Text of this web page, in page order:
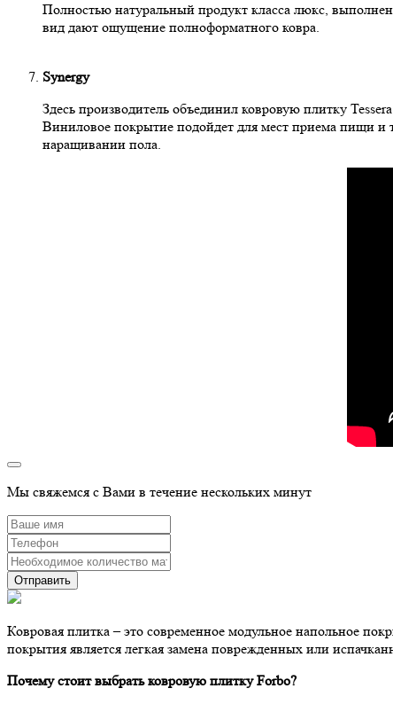
Полностью натуральный продукт класса люкс,
вид дают ощущение полноформатного ковра.
Synergy
Здесь производитель объединил ковровую плитку
Виниловое покрытие подойдет для мест приема пищи и
наращивании пола.
Мы свяжемся с Вами в течение нескольких минут
Ковровая плитка – это современное модульное напольное
покрытия является легкая замена поврежденных или
Почему стоит выбрать ковровую плитку Forbo?